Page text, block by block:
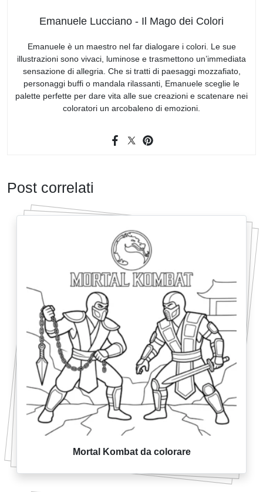
Emanuele Lucciano - Il Mago dei Colori
Emanuele è un maestro nel far dialogare i colori. Le sue
illustrazioni sono vivaci, luminose e trasmettono un’immediata
sensazione di allegria. Che si tratti di paesaggi mozzafiato,
personaggi buffi o mandala rilassanti, Emanuele sceglie le
palette perfette per dare vita alle sue creazioni e scatenare nei
coloratori un arcobaleno di emozioni.
Post correlati
Mortal Kombat da colorare